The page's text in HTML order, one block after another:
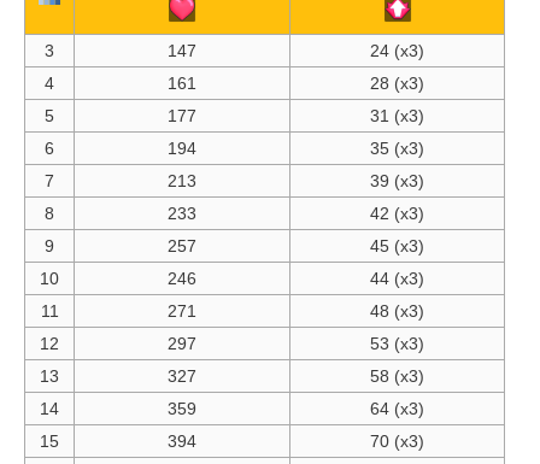
3 147
24 (x3)
4
161
28 (x3)
5
177
31 (x3)
6
194
35 (x3)
7
213
39 (x3)
8
233
42 (x3)
9
257
45 (x3)
10
246
44 (x3)
11
271
48 (x3)
12
297
53 (x3)
13
327
58 (x3)
14
359
64 (x3)
15
394
70 (x3)